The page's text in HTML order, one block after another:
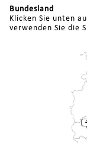
Bundesland
Klicken Sie unten
verwenden Sie die